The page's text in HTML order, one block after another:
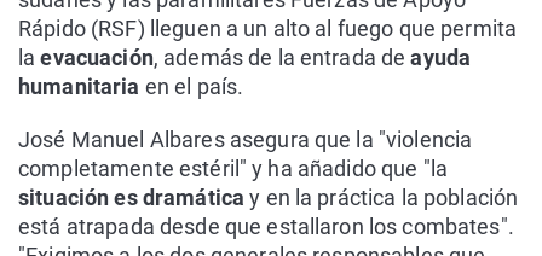
Rápido (RSF) lleguen a un alto al fuego que permita
laevacuación, además de la entrada de ayuda
humanitaria en el país.
José Manuel Albares asegura que la "violencia
completamente estéril" y ha añadido que "la
situación es dramáticay en la práctica la población
está atrapada desde que estallaron los combates".